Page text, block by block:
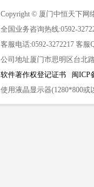
Copyright © 厦门中恒天下网
全国业务咨询热线:0592-
客服电话:0592-3272217 客服
公司地址厦门市思明区台北
软件著作权登记证书
闽ICP
使用液晶显示器(1280*800